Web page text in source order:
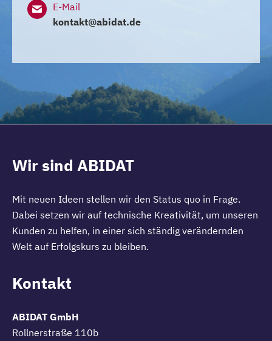
E-Mail
kontakt@abidat.de
Wir sind ABIDAT
Mit neuen Ideen stellen wir den Status quo in Frage.
Dabei setzen wir auf technische Kreativität, um unseren
Kunden zu helfen, in einer sich ständig verändernden
Welt auf Erfolgskurs zu bleiben.
Kontakt
ABIDAT GmbH
Rollnerstraße 110b